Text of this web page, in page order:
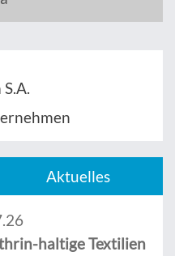
Aktuelles
haltige Textilien